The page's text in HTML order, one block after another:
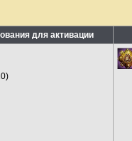
для активации